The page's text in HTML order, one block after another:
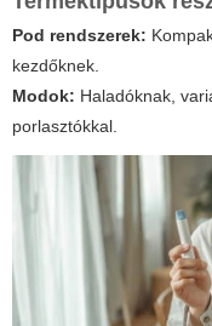
Pod rendszerek:
kezdőknek.
Modok: Haladóknak,
porlasztókkal.